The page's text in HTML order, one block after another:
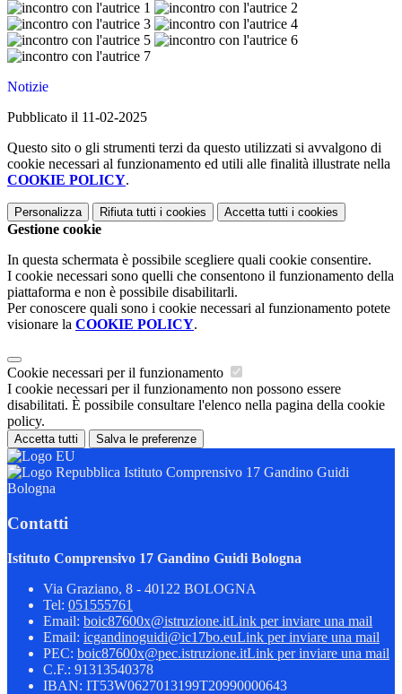
Notizie
Pubblicato il 11-02-2025
Questo sito o gli strumenti terzi da questo utilizzati si avvalgono di
cookie necessari al funzionamento ed utili alle finalità illustrate nella
COOKIE POLICY.
Personalizza Rifiuta tutti i cookies Accetta tutti i cookies
Gestione cookie
In questa schermata è possibile scegliere quali cookie consentire.
I cookie necessari sono quelli che consentono il funzionamento della
piattaforma e non è possibile disabilitarli.
Per conoscere quali sono i cookie necessari al funzionamento potete
visionare la COOKIE POLICY.
Cookie necessari per il funzionamento
I cookie necessari per il funzionamento non possono essere
disabilitati. È possibile consultare l'elenco nella pagina della cookie
policy.
Accetta tutti Salva le preferenze
Istituto Comprensivo 17 Gandino Guidi
Bologna
Contatti
Istituto Comprensivo 17 Gandino Guidi Bologna
Via Graziano, 8 - 40122 BOLOGNA
Tel: 051555761
Email: boic87600x@istruzione.itLink per inviare una mail
Email: icgandinoguidi@ic17bo.euLink per inviare una mail
PEC: boic87600x@pec.istruzione.itLink per inviare una mail
C.F.: 91313540378
IBAN: IT53W0627013199T20990000643